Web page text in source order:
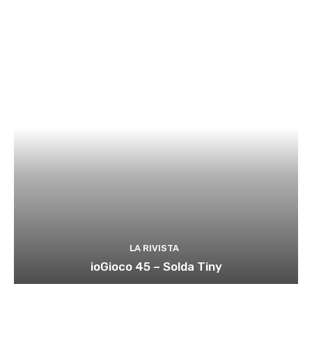
LA RIVISTA
ioGioco 45 – Solda Tiny